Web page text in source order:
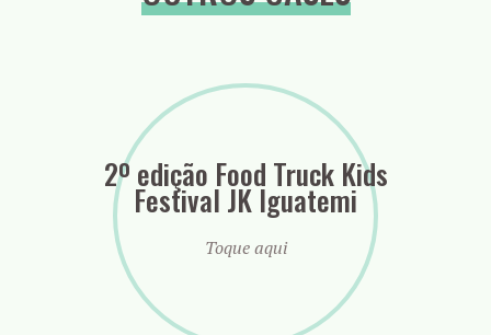
2º edição Food Truck Kids
Festival JK Iguatemi
Toque aqui